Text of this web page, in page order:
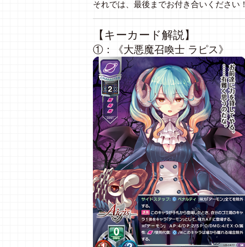
それでは、最後までお付き合いください！
【キーカード解説】
①：《大悪魔召喚士 ラピス》